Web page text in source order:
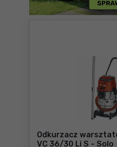
Odkurzacz
VC 36/30 Li S - Solo